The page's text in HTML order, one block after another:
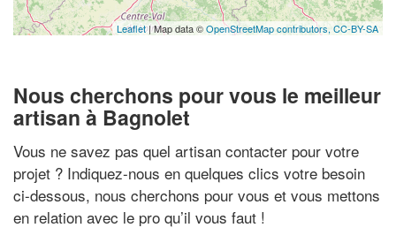
Leaflet| Map data ©OpenStreetMap contributors, CC-BY-SA
Nous cherchons pour vous le meilleur
artisan à Bagnolet
Vous ne savez pas quel artisan contacter pour votre
projet ? Indiquez-nous en quelques clics votre besoin
ci-dessous, nous cherchons pour vous et vous mettons
en relation avec le pro qu’il vous faut !